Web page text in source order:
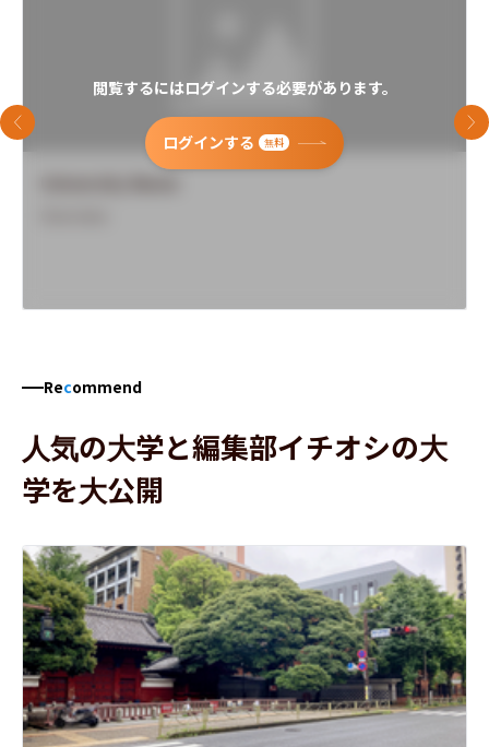
閲覧するにはログインする必要があります。
ログインする 無料
前のスライド 次
Recommend
人気の大学と編集部イチオシの大
学を大公開